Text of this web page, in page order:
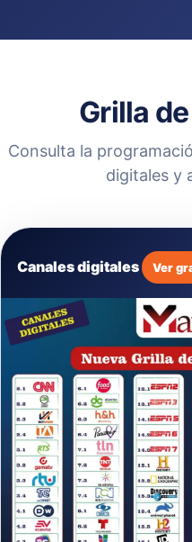
Grilla
Consulta la
digitales y
Canales digitales Ver